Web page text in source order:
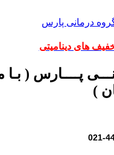
های دینامیتی
پــــارس (
)